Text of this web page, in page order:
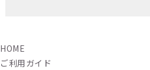
HOME
ご利用ガイド